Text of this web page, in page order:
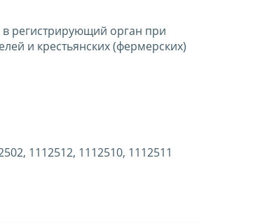
регистрирующий орган при
и крестьянских (фермерских)
1112512, 1112510, 1112511